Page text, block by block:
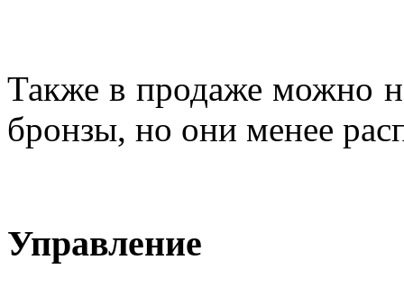
Также в продаже можно
бронзы, но они менее
Управление